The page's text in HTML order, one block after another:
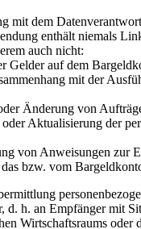
mit dem
enthält niemals
auch nicht:
Gelder auf dem
mit der
Änderung von
Aktualisierung der
von Anweisungen zur
bzw. vom
d. h. an Empfänger mit
Wirtschaftsraums oder